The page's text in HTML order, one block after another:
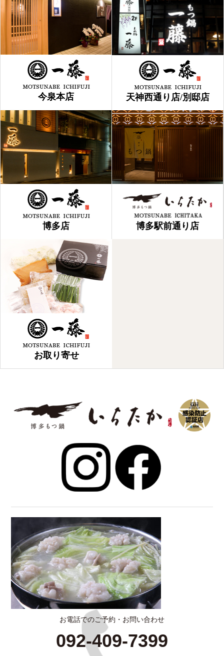
今泉本店 天神西通り店/別邸店
博多店 博多駅前通り店
お取り寄せ
お電話でのご予約・お問い合わせ
092-409-7399